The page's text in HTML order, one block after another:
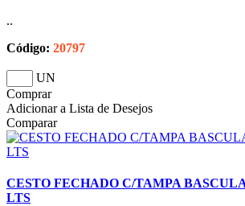
..
Código: 20797
UN
Comprar
Adicionar a Lista de Desejos
Comparar
CESTO FECHADO C/TAMPA
LTS